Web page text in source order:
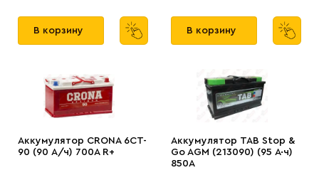
В корзину В корзину
Аккумулятор CRONA 6CT-
90 (90 А/ч) 700A R+
Аккумулятор TAB Stop &
Go AGM (213090) (95 А·ч)
850A